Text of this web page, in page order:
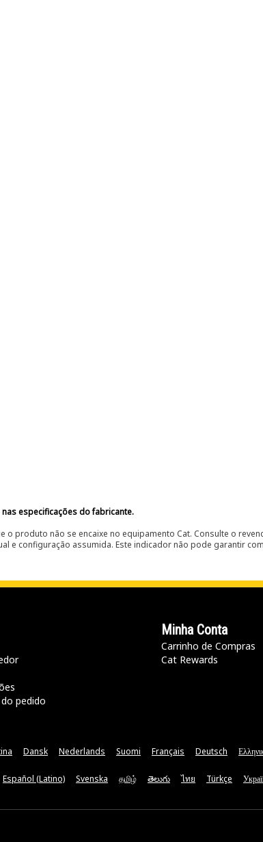
especificações do fabricante.
produto não se encaixe no equipamento Cat. Consulte o
e configuração assumida. Este indicador não pode garantir
pedido
Minha Conta
Carrinho de Compras
Cat Rewards
Dansk Nederlands Suomi Français Deutsch
Español (Latino) Svenska தமிழ் తెలుగు ไทย Türkçe